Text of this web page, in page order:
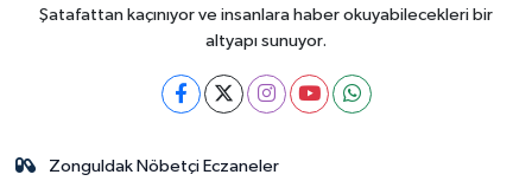
Şatafattan kaçınıyor ve insanlara haber okuyabilecekleri bir
altyapı sunuyor.
Zonguldak Nöbetçi Eczaneler